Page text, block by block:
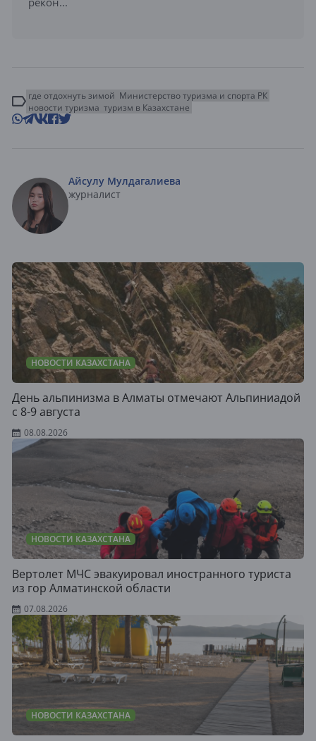
где отдохнуть зимой Министерство туризма и спорта РК
новости туризма туризм в Казахстане
Айсулу Мулдагалиева
журналист
НОВОСТИ КАЗАХСТАНА
День альпинизма в Алматы отмечают Альпиниадой
с 8-9 августа
08.08.2026
НОВОСТИ КАЗАХСТАНА
Вертолет МЧС эвакуировал иностранного туриста
из гор Алматинской области
07.08.2026
НОВОСТИ КАЗАХСТАНА